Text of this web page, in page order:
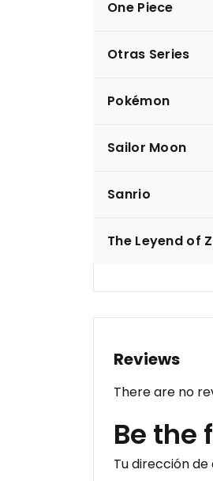
One Piece
Otras Series
Pokémon
Sailor Moon
Sanrio
The Leyend of
Serie: Marvel
Género:
Reviews
There are no
Be the
Tu dirección